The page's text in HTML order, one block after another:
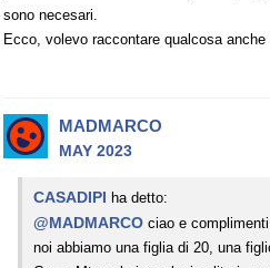
sono necesari.
Ecco, volevo raccontare qualcosa
MADMARCO
MAY 2023
CASADIPI ha detto:
@MADMARCO ciao e
noi abbiamo una figlia di 20, una